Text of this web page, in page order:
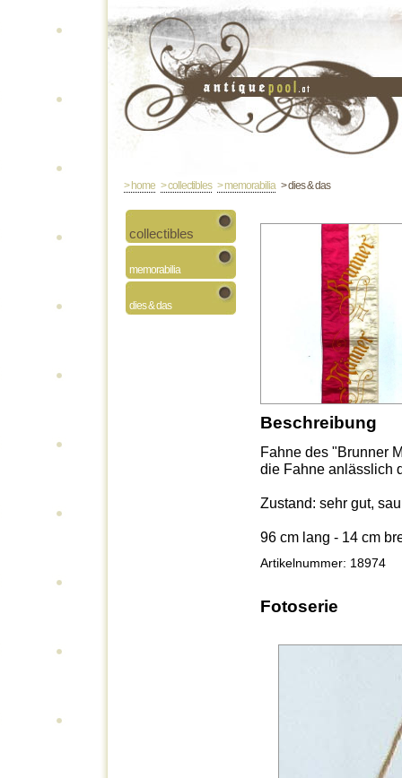
> home > collectibles > memorabilia> dies & das
collectibles
memorabilia
dies & das
Beschreibung
Fahne des "Brunner
die Fahne anlässlich
Zustand: sehr gut,
96 cm lang - 14 cm
Artikelnummer: 18974
Fotoserie